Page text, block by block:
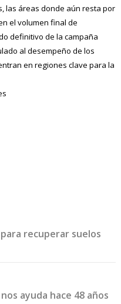
las áreas donde aún resta por
el volumen final de
definitivo de la campaña
al desempeño de los
en regiones clave para la
recuperar suelos
ayuda hace 48 años